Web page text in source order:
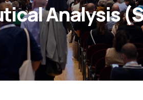
Analysis